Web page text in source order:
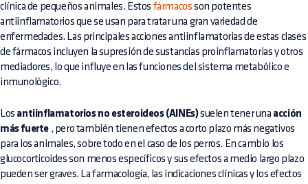
clínica de pequeños animales. Estos fármacos son potentes
antiinflamatorios que se usan para tratar una gran variedad de
enfermedades. Las principales acciones antiinflamatorias de estas clases
de fármacos incluyen la supresión de sustancias proinflamatorias y otros
mediadores, lo que influye en las funciones del sistema metabólico e
inmunológico.
Los antiinflamatorios no esteroideos (AINEs)suelen tener una acción
más fuerte , pero también tienen efectos a corto plazo más negativos
para los animales, sobre todo en el caso de los perros. En cambio los
glucocorticoides son menos específicos y sus efectos a medio largo plazo
pueden ser graves. La farmacología, las indicaciones clínicas y los efectos